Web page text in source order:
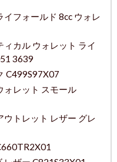
イフォールド 8cc ウォレ
ィカル ウォレット ライ
3639
C499S97X07
ォレット スモール
ウトレット レザー グレ